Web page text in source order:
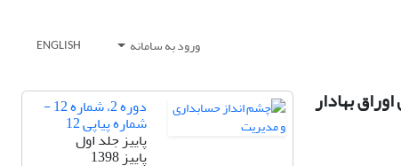
ورود به سامانه ENGLISH
بهادار دوره 2، شماره 12 -
شماره پیاپی 12
پاییز جلد اول
پاییز 1398